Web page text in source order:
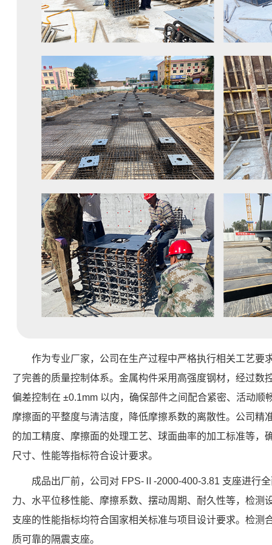
作为专业厂家，公司在生产过程中严格执行相关工艺要
了完善的质量控制体系。金属构件采用高强度钢材，经过数
偏差控制在 ±0.1mm 以内，确保部件之间配合紧密、活动顺
摩擦面的平整度与清洁度，降低摩擦系数的离散性。公司精
的加工精度、摩擦面的处理工艺、球面曲率的加工标准等，
尺寸、性能等指标符合设计要求。
成品出厂前，公司对 FPS-Ⅱ-2000-400-3.81 支座进行
力、水平位移性能、摩擦系数、摆动周期、耐久性等，检测
支座的性能指标均符合国家相关标准与项目设计要求。检测
质可靠的隔震支座。